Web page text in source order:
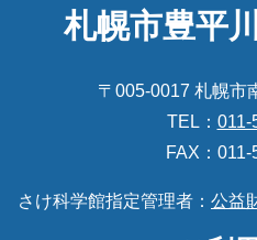
札幌市豊平
〒005-0017 札幌市
TEL： 011-
FAX：
さけ科学館指定管理者： 公益